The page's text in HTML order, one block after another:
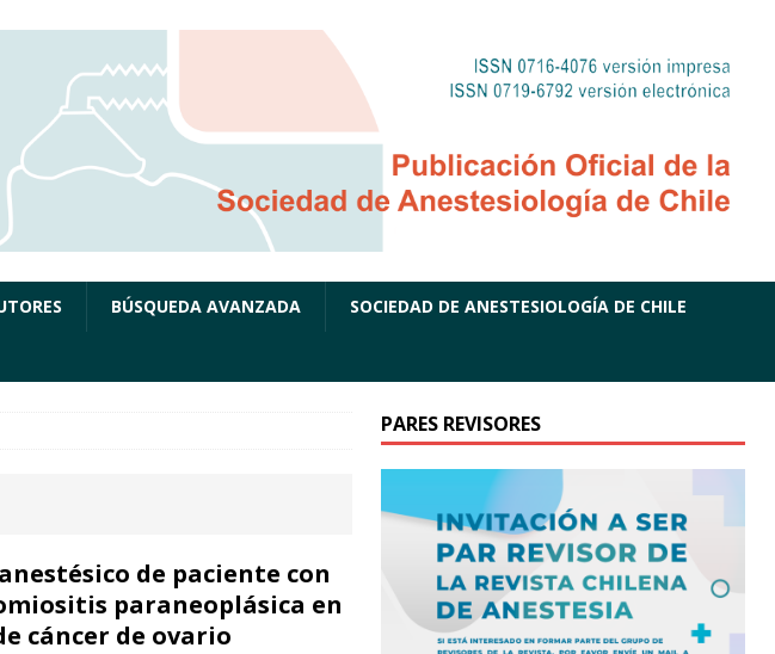
BÚSQUEDA AVANZADA SOCIEDAD DE ANESTESIOLOGÍA DE CHILE
de paciente con
paraneoplásica en
cáncer de ovario
PARES REVISORES